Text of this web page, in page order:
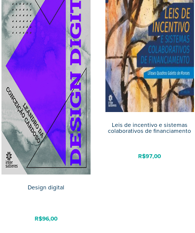
Design digital
R$96,00
Leis de incentivo e sistemas
colaborativos de financiamento
R$97,00